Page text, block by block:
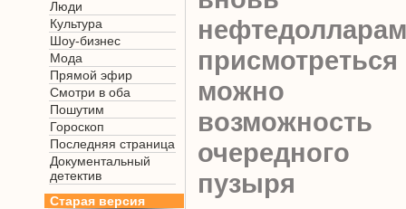
Люди
Культура
Шоу-бизнес
Мода
Прямой эфир
Смотри в оба
Пошутим
Гороскоп
Последняя страница
Документальный
детектив
Старая версия
можно
очередного
пузыря